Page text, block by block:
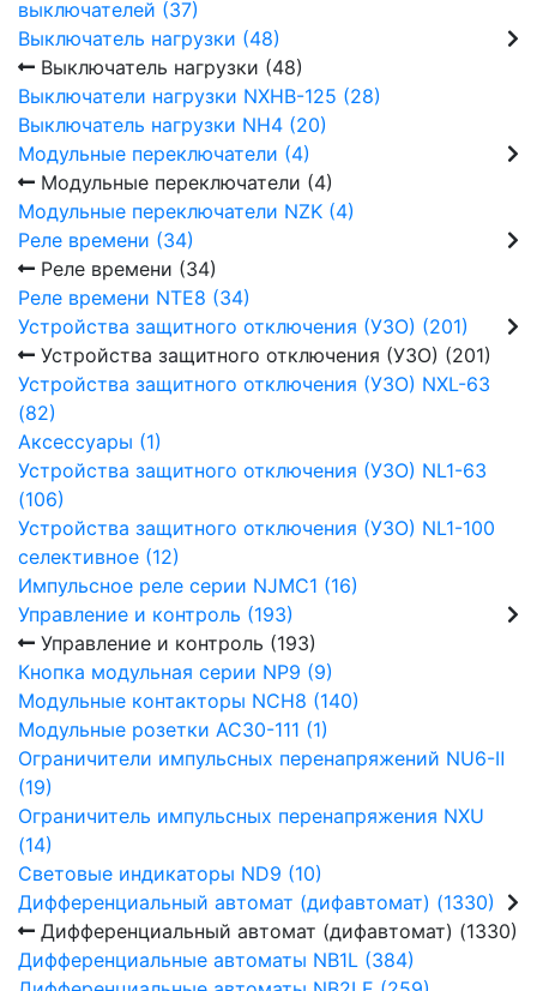
выключателей (37)
Выключатель нагрузки (48)
Выключатель нагрузки (48)
Выключатели нагрузки NXHB-125 (28)
Выключатель нагрузки NH4 (20)
Модульные переключатели (4)
Модульные переключатели (4)
Модульные переключатели NZK (4)
Реле времени (34)
Реле времени (34)
Реле времени NTE8 (34)
Устройства защитного отключения (УЗО) (201)
Устройства защитного отключения (УЗО) (201)
Устройства защитного отключения (УЗО) NXL-63
(82)
Аксессуары (1)
Устройства защитного отключения (УЗО) NL1-63
(106)
Устройства защитного отключения (УЗО) NL1-100
селективное (12)
Импульсное реле серии NJMC1 (16)
Управление и контроль (193)
Управление и контроль (193)
Кнопка модульная серии NP9 (9)
Модульные контакторы NCH8 (140)
Модульные розетки AC30-111 (1)
Ограничители импульсных перенапряжений NU6-Ⅱ
(19)
Ограничитель импульсных перенапряжения NXU
(14)
Световые индикаторы ND9 (10)
Дифференциальный автомат (дифавтомат) (1330)
Дифференциальный автомат (дифавтомат) (1330)
Дифференциальные автоматы NB1L (384)